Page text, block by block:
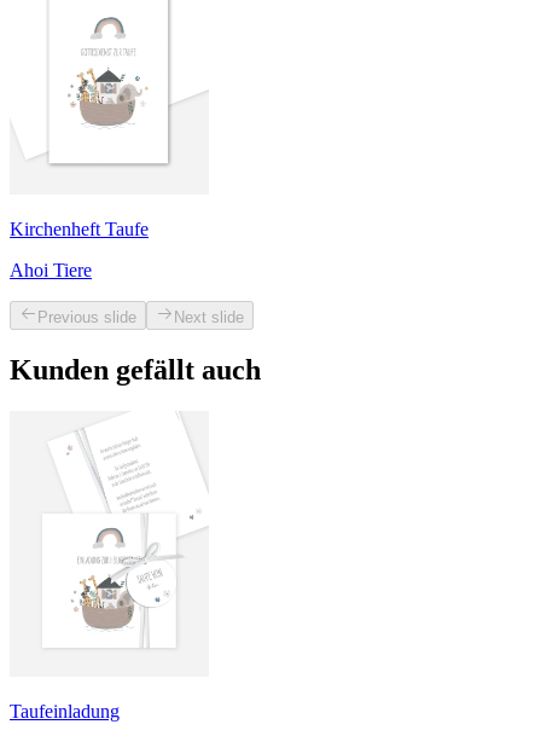
Kirchenheft Taufe
Ahoi Tiere
Previous slide Next slide
Kunden gefällt auch
Taufeinladung